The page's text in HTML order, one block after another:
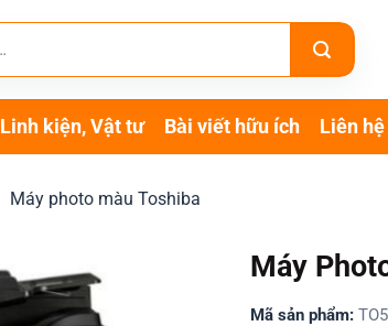
Linh kiện, Vật tư Bài viết hữu ích Liên hệ
Máy photo màu Toshiba
Máy
Mã sản phẩm: